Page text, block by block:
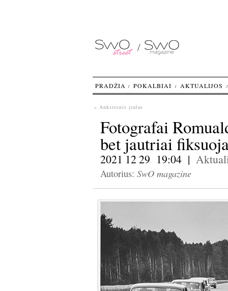
« Ankstesnis įrašas
Fotografai
bet jautriai
2021 12 29 19:04 |
Autorius: SwO magazine
PRADŽIA POKALBIAI AKTUALIJOS